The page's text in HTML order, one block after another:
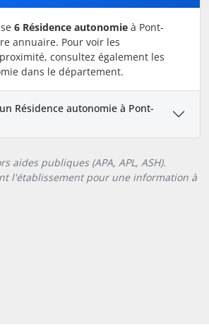
6 Résidence autonomie à Pont-
annuaire. Pour voir les
consultez également les
dans le département.
Résidence autonomie à Pont-
aides publiques (APA, APL, ASH).
l'établissement pour une information à